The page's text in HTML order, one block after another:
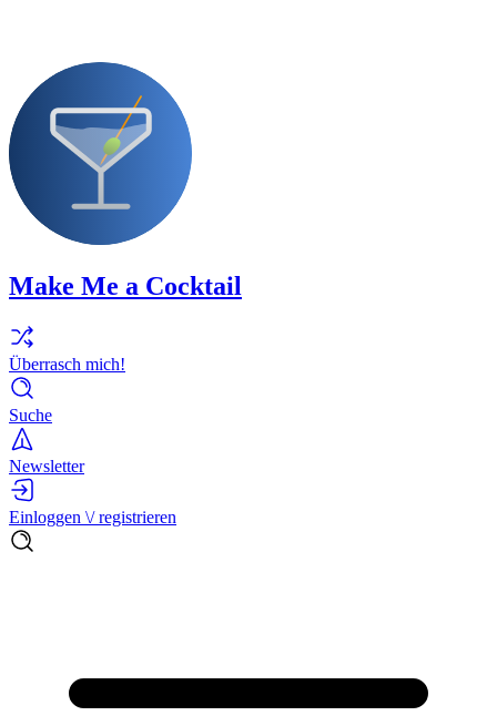
Make Me a Cocktail
Überrasch mich!
Suche
Newsletter
Einloggen \/ registrieren